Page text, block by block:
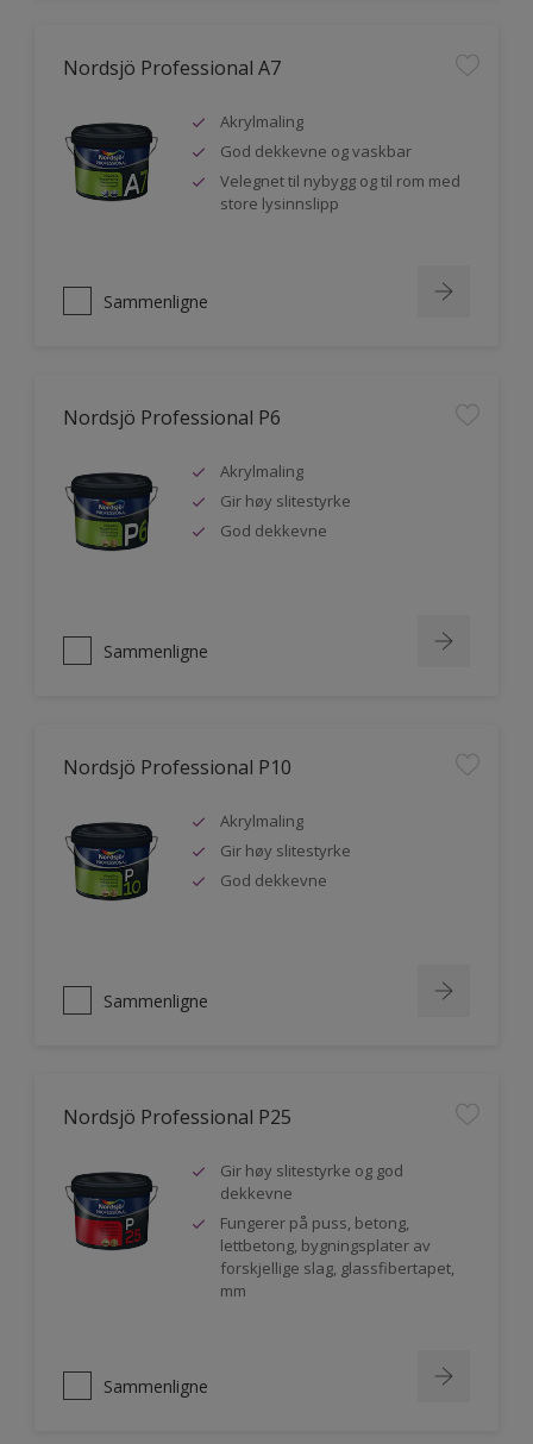
Nordsjö Professional A7
Akrylmaling
God dekkevne og vaskbar
Velegnet til nybygg og til rom med
store lysinnslipp
Sammenligne
Nordsjö Professional P6
Akrylmaling
Gir høy slitestyrke
God dekkevne
Sammenligne
Nordsjö Professional P10
Akrylmaling
Gir høy slitestyrke
God dekkevne
Sammenligne
Nordsjö Professional P25
Gir høy slitestyrke og god
dekkevne
Fungerer på puss, betong,
lettbetong, bygningsplater av
forskjellige slag, glassfibertapet,
mm
Sammenligne